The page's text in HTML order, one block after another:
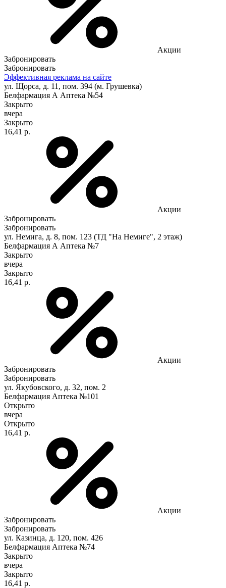
Акции
Забронировать
Забронировать
Эффективная реклама на сайте
ул. Щорса, д. 11, пом. 394 (м. Грушевка)
Белфармация А Аптека №54
Закрыто
вчера
Закрыто
16,41 р.
Акции
Забронировать
Забронировать
ул. Немига, д. 8, пом. 123 (ТД "На Немиге", 2 этаж)
Белфармация А Аптека №7
Закрыто
вчера
Закрыто
16,41 р.
Акции
Забронировать
Забронировать
ул. Якубовского, д. 32, пом. 2
Белфармация Аптека №101
Открыто
вчера
Открыто
16,41 р.
Акции
Забронировать
Забронировать
ул. Казинца, д. 120, пом. 426
Белфармация Аптека №74
Закрыто
вчера
Закрыто
16,41 р.